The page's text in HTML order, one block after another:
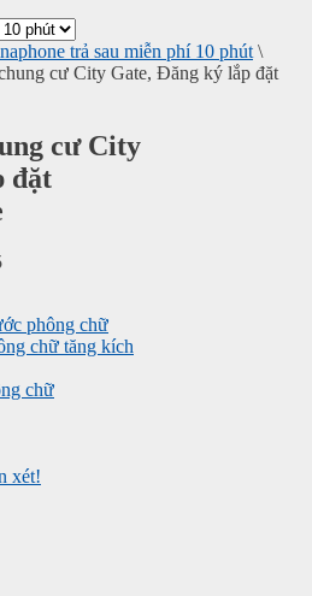
trả sau miễn phí 10 phút \
cư City Gate, Đăng ký lắp đặt
cư City
đặt
phông chữ
tăng kích
xét!